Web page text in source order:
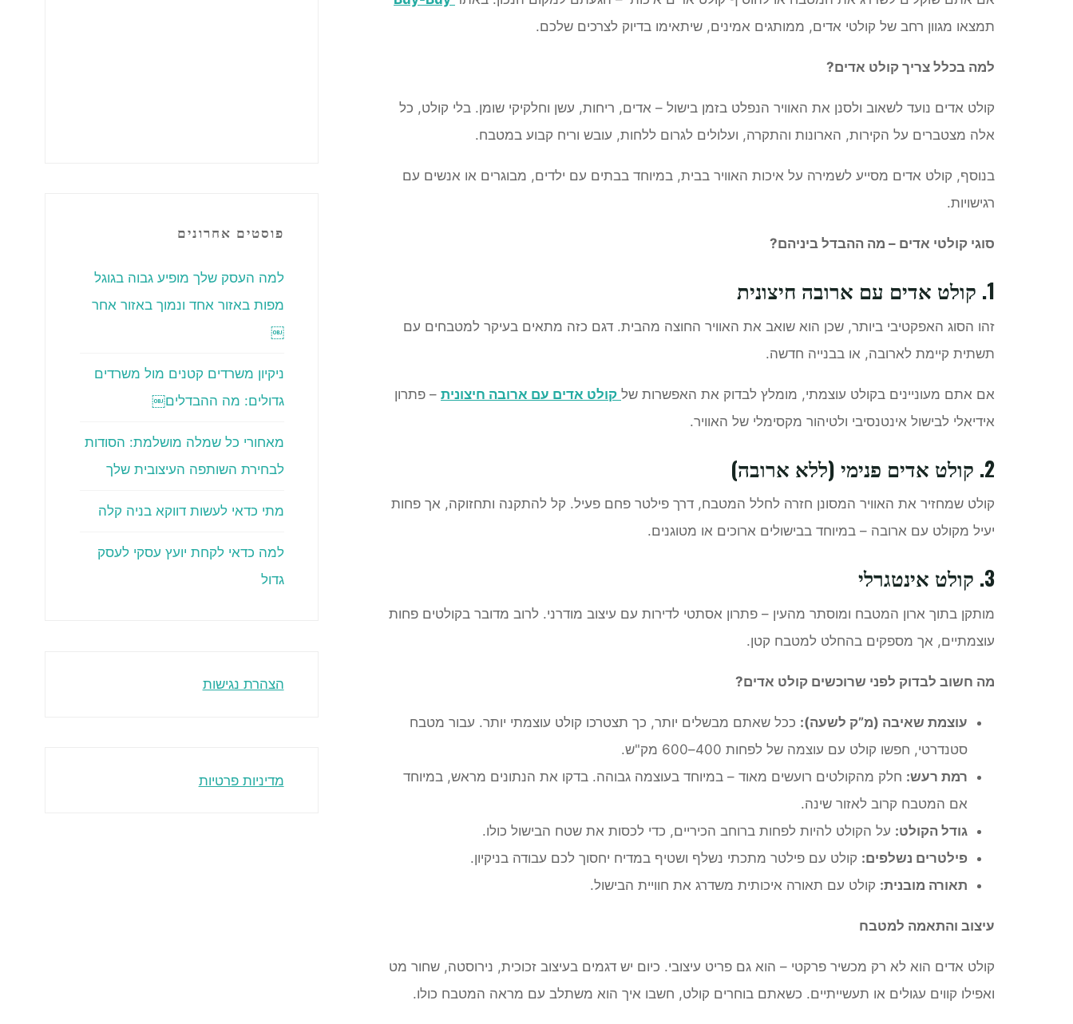
תמצאו מגוון רחב של קולטי אדים, ממותגים אמינים, שיתאימו בדיוק לצרכים שלכם.
למה בכלל צריך קולט אדים?
קולט אדים נועד לשאוב ולסנן את האוויר הנפלט בזמן בישול – אדים, ריחות, עשן וחלקיקי שומן. בלי קולט, כל
אלה מצטברים על הקירות, הארונות והתקרה, ועלולים לגרום ללחות, עובש וריח קבוע במטבח.
בנוסף, קולט אדים מסייע לשמירה על איכות האוויר בבית, במיוחד בבתים עם ילדים, מבוגרים או אנשים עם
רגישויות.
סוגי קולטי אדים – מה ההבדל ביניהם?
1. קולט אדים עם ארובה חיצונית
זהו הסוג האפקטיבי ביותר, שכן הוא שואב את האוויר החוצה מהבית. דגם כזה מתאים בעיקר למטבחים עם
תשתית קיימת לארובה, או בבנייה חדשה.
אם אתם מעוניינים בקולט עוצמתי, מומלץ לבדוק את האפשרות של קולט אדים עם ארובה חיצונית – פתרון
אידיאלי לבישול אינטנסיבי ולטיהור מקסימלי של האוויר.
2. קולט אדים פנימי (ללא ארובה)
קולט שמחזיר את האוויר המסונן חזרה לחלל המטבח, דרך פילטר פחם פעיל. קל להתקנה ותחזוקה, אך פחות
יעיל מקולט עם ארובה – במיוחד בבישולים ארוכים או מטוגנים.
3. קולט אינטגרלי
מותקן בתוך ארון המטבח ומוסתר מהעין – פתרון אסתטי לדירות עם עיצוב מודרני. לרוב מדובר בקולטים פחות
עוצמתיים, אך מספקים בהחלט למטבח קטן.
מה חשוב לבדוק לפני שרוכשים קולט אדים?
עוצמת שאיבה (מ”ק לשעה): ככל שאתם מבשלים יותר, כך תצטרכו קולט עוצמתי יותר. עבור מטבח
סטנדרטי, חפשו קולט עם עוצמה של לפחות 400–600 מק"ש.
רמת רעש: חלק מהקולטים רועשים מאוד – במיוחד בעוצמה גבוהה. בדקו את הנתונים מראש, במיוחד
אם המטבח קרוב לאזור שינה.
גודל הקולט: על הקולט להיות לפחות ברוחב הכיריים, כדי לכסות את שטח הבישול כולו.
פילטרים נשלפים: קולט עם פילטר מתכתי נשלף ושטיף במדיח יחסוך לכם עבודה בניקיון.
תאורה מובנית: קולט עם תאורה איכותית משדרג את חוויית הבישול.
עיצוב והתאמה למטבח
קולט אדים הוא לא רק מכשיר פרקטי – הוא גם פריט עיצובי. כיום יש דגמים בעיצוב זכוכית, נירוסטה, שחור מט
ואפילו קווים עגולים או תעשייתיים. כשאתם בוחרים קולט, חשבו איך הוא משתלב עם מראה המטבח כולו.
פוסטים אחרונים
למה העסק שלך מופיע גבוה בגוגל
מפות באזור אחד ונמוך באזור אחר
￼
ניקיון משרדים קטנים מול משרדים
גדולים: מה ההבדלים￼
מאחורי כל שמלה מושלמת: הסודות
לבחירת השותפה העיצובית שלך
מתי כדאי לעשות דווקא בניה קלה
למה כדאי לקחת יועץ עסקי לעסק
גדול
הצהרת נגישות
מדיניות פרטיות